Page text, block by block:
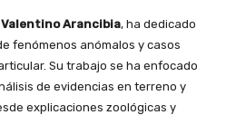
Valentino Arancibia, ha dedicado
fenómenos anómalos y casos
Su trabajo se ha enfocado
de evidencias en terreno y
explicaciones zoológicas y